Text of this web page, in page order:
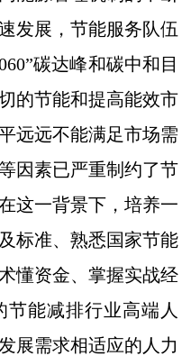
发展，节能服务队伍
碳达峰和碳中和目
的节能和提高能效市
远远不能满足市场需
因素已严重制约了节
这一背景下，培养一
标准、熟悉国家节能
懂资金、掌握实战经
能减排行业高端人
展需求相适应的人力